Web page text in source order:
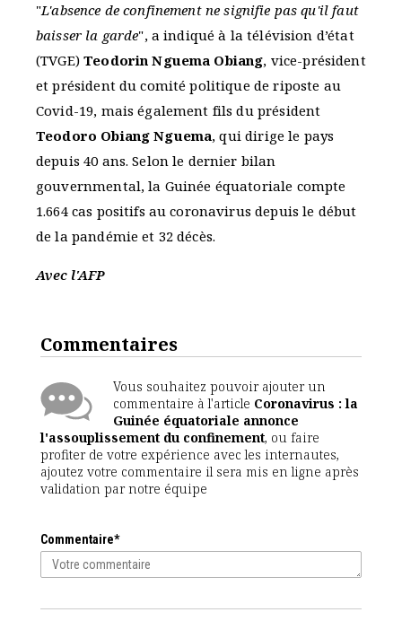
"L'absence de confinement ne signifie pas qu'il faut
baisser la garde", a indiqué à la télévision d’état
(TVGE)Teodorin Nguema Obiang, vice-président
et président du comité politique de riposte au
Covid-19, mais également fils du président
Teodoro Obiang Nguema, qui dirige le pays
depuis 40 ans. Selon le dernier bilan
gouvernmental, la Guinée équatoriale compte
1.664 cas positifs au coronavirus depuis le début
de la pandémie et 32 décès.
Avec l'AFP
Commentaires
Vous souhaitez pouvoir ajouter un
commentaire à l'article Coronavirus : la
Guinée équatoriale annonce
l'assouplissement du confinement, ou faire
profiter de votre expérience avec les internautes,
ajoutez votre commentaire il sera mis en ligne après
validation par notre équipe
Commentaire*